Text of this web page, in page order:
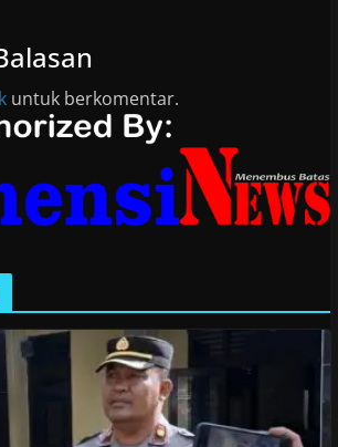
untuk berkomentar.